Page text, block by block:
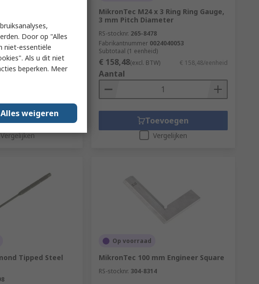
0030010050
€ 167,45/eenheid
Vergelijken
MikronTec M24 x 3 Ring Ring Gauge,
3 mm Pitch Diameter
RS-stocknr. 265-8478
Fabrikantnummer 0024040053
Subtotaal (1 eenheid)
€ 158,48(excl. BTW) € 158,48/eenheid
Aantal
Toevoegen
Vergelijken
Tipped Steel
Op voorraad
MikronTec 100 mm Engineer Square
RS-stocknr. 304-8314
Door op "Alles
niet-essentiële
Als u dit niet
beperken. Meer
Alles weigeren